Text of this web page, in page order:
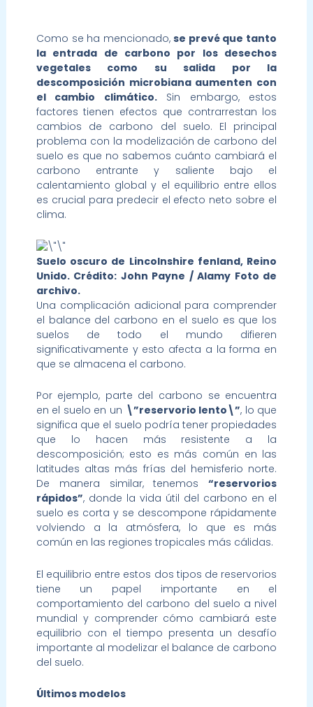
Como se ha mencionado, se prevé que tanto
la entrada de carbono por los desechos
vegetales como su salida por la
descomposición microbiana aumenten con
el cambio climático. Sin embargo, estos
factores tienen efectos que contrarrestan los
cambios de carbono del suelo. El principal
problema con la modelización de carbono del
suelo es que no sabemos cuánto cambiará el
carbono entrante y saliente bajo el
calentamiento global y el equilibrio entre ellos
es crucial para predecir el efecto neto sobre el
clima.
Suelo oscuro de Lincolnshire fenland, Reino
Unido. Crédito: John Payne / Alamy Foto de
archivo.
Una complicación adicional para comprender
el balance del carbono en el suelo es que los
suelos de todo el mundo difieren
significativamente y esto afecta a la forma en
que se almacena el carbono.
Por ejemplo, parte del carbono se encuentra
en el suelo en un \”reservorio lento\”, lo que
significa que el suelo podría tener propiedades
que lo hacen más resistente a la
descomposición; esto es más común en las
latitudes altas más frías del hemisferio norte.
De manera similar, tenemos“reservorios
rápidos”, donde la vida útil del carbono en el
suelo es corta y se descompone rápidamente
volviendo a la atmósfera, lo que es más
común en las regiones tropicales más cálidas.
El equilibrio entre estos dos tipos de reservorios
tiene un papel importante en el
comportamiento del carbono del suelo a nivel
mundial y comprender cómo cambiará este
equilibrio con el tiempo presenta un desafío
importante al modelizar el balance de carbono
del suelo.
Últimos modelos